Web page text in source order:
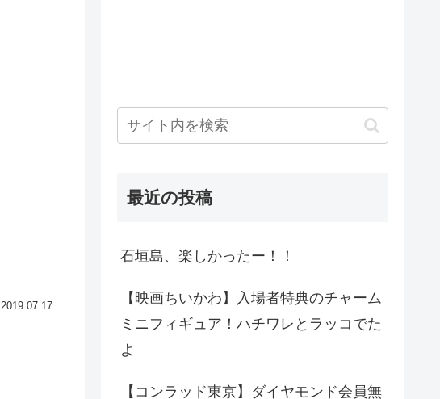
2019.07.17
最近の投稿
石垣島、楽しかったー！！
【映画ちいかわ】入場者特典のチャーム
ミニフィギュア！ハチワレとラッコでた
よ
【コンラッド東京】ダイヤモンド会員無